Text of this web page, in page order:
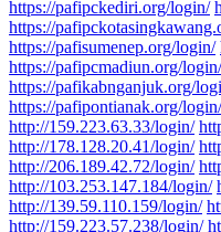
https://pafipckediri.org/login/
https://
https://pafisumenep.org/login/
https://pafipcmadiun.org/login/
https://pafikabnganjuk.org/
https://pafipontianak.org/login/
http://159.223.63.33/login/
http://178.128.20.41/login/
http://206.189.42.72/login/
http://103.253.147.184/login/
http://139.59.110.159/login/
http://159.223.57.238/login/